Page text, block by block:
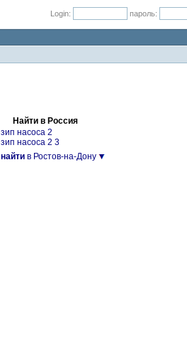
Login: пароль:
Найти в Россия
зип насоса 2
зип насоса 2 3
найти в Ростов-на-Дону